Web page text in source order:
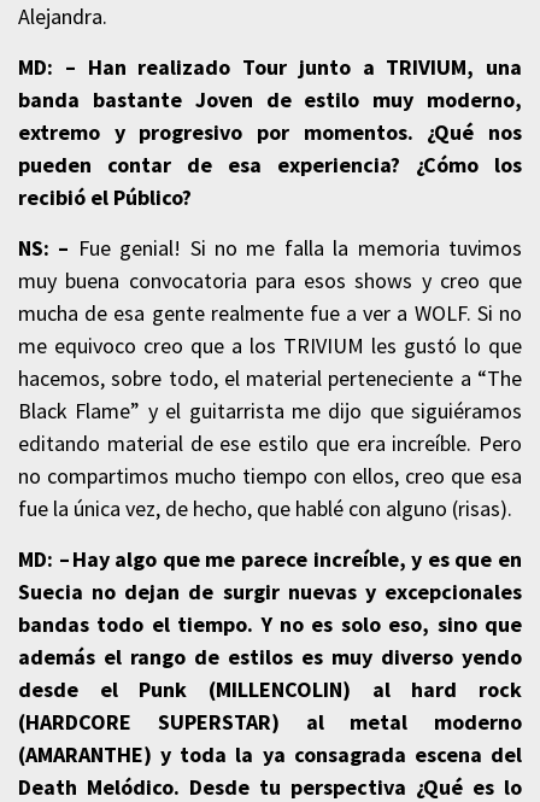
Alejandra.
MD: – Han realizado Tour junto a TRIVIUM, una
banda bastante Joven de estilo muy moderno,
extremo y progresivo por momentos. ¿Qué nos
pueden contar de esa experiencia? ¿Cómo los
recibió el Público?
NS: – Fue genial! Si no me falla la memoria tuvimos
muy buena convocatoria para esos shows y creo que
mucha de esa gente realmente fue a ver a WOLF. Si no
me equivoco creo que a los TRIVIUM les gustó lo que
hacemos, sobre todo, el material perteneciente a “The
Black Flame” y el guitarrista me dijo que siguiéramos
editando material de ese estilo que era increíble. Pero
no compartimos mucho tiempo con ellos, creo que esa
fue la única vez, de hecho, que hablé con alguno (risas).
MD: –Hay algo que me parece increíble, y es que en
Suecia no dejan de surgir nuevas y excepcionales
bandas todo el tiempo. Y no es solo eso, sino que
además el rango de estilos es muy diverso yendo
desde el Punk (MILLENCOLIN) al hard rock
(HARDCORE SUPERSTAR) al metal moderno
(AMARANTHE) y toda la ya consagrada escena del
Death Melódico. Desde tu perspectiva ¿Qué es lo